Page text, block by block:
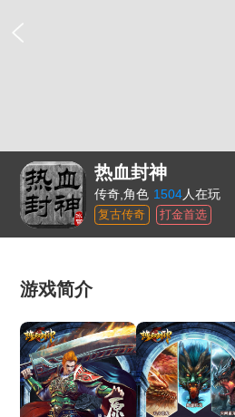
热血封神
传奇,角色 1504人在玩
复古传奇 打金首选
游戏简介